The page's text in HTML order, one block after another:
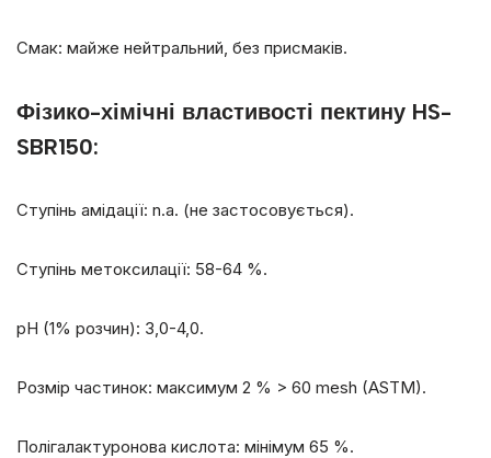
Смак: майже нейтральний, без присмаків.
Фізико-хімічні властивості пектину HS-
SBR150:
Ступінь амідації: n.a. (не застосовується).
Ступінь метоксилації: 58-64 %.
рН (1% розчин): 3,0-4,0.
Розмір частинок: максимум 2 % > 60 mesh (ASTM).
Полігалактуронова кислота: мінімум 65 %.